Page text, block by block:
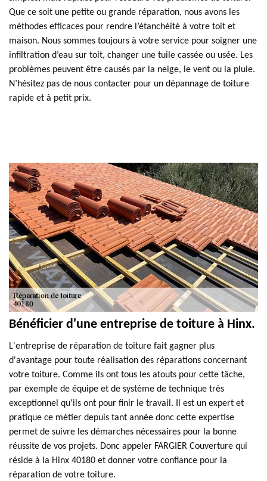
Que ce soit une petite ou grande réparation, nous avons les
méthodes efficaces pour rendre l’étanchéité à votre toit et
maison. Nous sommes toujours à votre service pour soigner une
infiltration d’eau sur toit, changer une tuile cassée ou usée. Les
problèmes peuvent être causés par la neige, le vent ou la pluie.
N’hésitez pas de nous contacter pour un dépannage de toiture
rapide et à petit prix.
Bénéficier d'une entreprise de toiture à Hinx.
L'entreprise de réparation de toiture fait gagner plus
d'avantage pour toute réalisation des réparations concernant
votre toiture. Comme ils ont tous les atouts pour cette tâche,
par exemple de équipe et de système de technique très
exceptionnel qu'ils ont pour finir le travail. Il est un expert et
pratique ce métier depuis tant année donc cette expertise
permet de suivre les démarches nécessaires pour la bonne
réussite de vos projets. Donc appeler FARGIER Couverture qui
réside à la Hinx 40180 et donner votre confiance pour la
réparation de votre toiture.